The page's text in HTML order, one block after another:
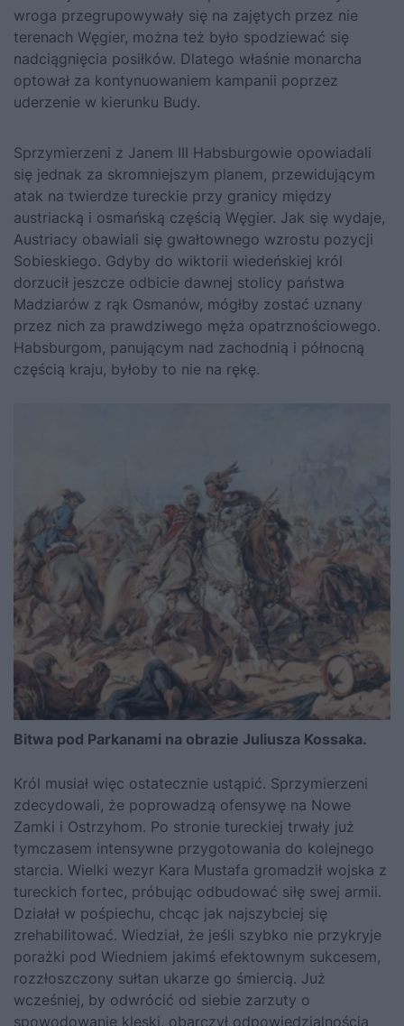
wroga przegrupowywały się na zajętych przez nie
terenach Węgier, można też było spodziewać się
nadciągnięcia posiłków. Dlatego właśnie monarcha
optował za kontynuowaniem kampanii poprzez
uderzenie w kierunku Budy.
Sprzymierzeni z Janem III Habsburgowie opowiadali
się jednak za skromniejszym planem, przewidującym
atak na twierdze tureckie przy granicy między
austriacką i osmańską częścią Węgier. Jak się wydaje,
Austriacy obawiali się gwałtownego wzrostu pozycji
Sobieskiego. Gdyby do wiktorii wiedeńskiej król
dorzucił jeszcze odbicie dawnej stolicy państwa
Madziarów z rąk Osmanów, mógłby zostać uznany
przez nich za prawdziwego męża opatrznościowego.
Habsburgom, panującym nad zachodnią i północną
częścią kraju, byłoby to nie na rękę.
Bitwa pod Parkanami na obrazie Juliusza Kossaka.
Król musiał więc ostatecznie ustąpić. Sprzymierzeni
zdecydowali, że poprowadzą ofensywę na Nowe
Zamki i Ostrzyhom. Po stronie tureckiej trwały już
tymczasem intensywne przygotowania do kolejnego
starcia. Wielki wezyr Kara Mustafa gromadził wojska z
tureckich fortec, próbując odbudować siłę swej armii.
Działał w pośpiechu, chcąc jak najszybciej się
zrehabilitować. Wiedział, że jeśli szybko nie przykryje
porażki pod Wiedniem jakimś efektownym sukcesem,
rozzłoszczony sułtan ukarze go śmiercią. Już
wcześniej, by odwrócić od siebie zarzuty o
spowodowanie klęski, obarczył odpowiedzialnością